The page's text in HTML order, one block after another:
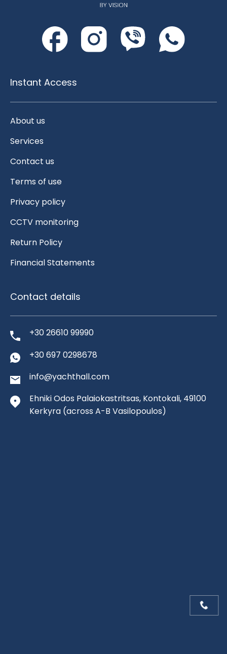
Instant Access
About us
Services
Contact us
Terms of use
Privacy policy
CCTV monitoring
Return Policy
Financial Statements
Contact details
+30 26610 99990
+30 697 0298678
info@yachthall.com
Ehniki Odos Palaiokastritsas, Kontokali, 49100
Kerkyra (across A-B Vasilopoulos)